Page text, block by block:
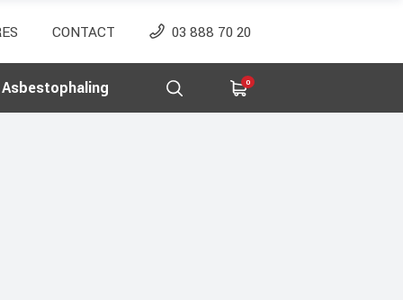
CONTACT 03 888 70 20
Asbestophaling 0